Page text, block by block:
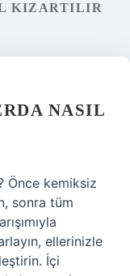
KIZARTILIR
NASIL
Önce kemiksiz
sonra tüm
ellerinizle
İçi